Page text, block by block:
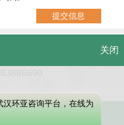
硚口区解放大道479号
电话：
中医白癜风医院
关闭
汉环亚咨询平台，在线为